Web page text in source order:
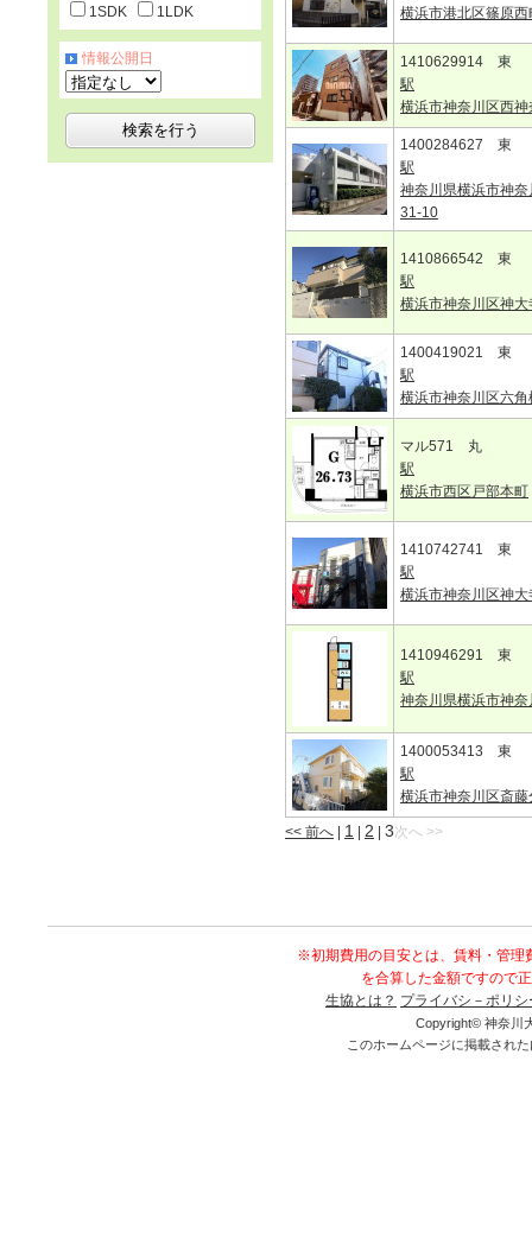
横浜市港北区篠原西
1410629914 東
駅
横浜市神奈川区西
1400284627 東
駅
神奈川県横浜市神
31-10
1410866542 東
駅
横浜市神奈川区神
1400419021 東
駅
横浜市神奈川区六
マル571 丸
駅
横浜市西区戸部本町
1410742741 東
駅
横浜市神奈川区神
1410946291 東
駅
神奈川県横浜市神
1400053413 東
駅
横浜市神奈川区斎藤
<< 前へ 1 2 3次へ >>
1SDK
1LDK
情報公開日
※初期費用の目安とは、賃料・管理
を合算した金額ですので
生協とは？ プライバシ－ポリシ
Copyright© 神奈川
このホームページに掲載され